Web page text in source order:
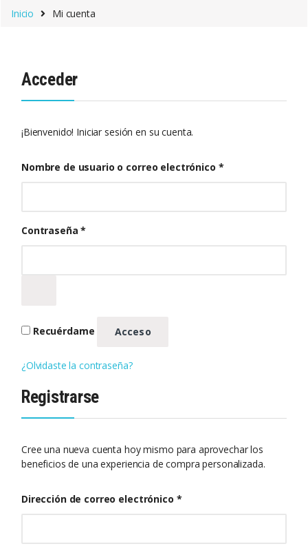
Inicio Mi cuenta
Acceder
¡Bienvenido! Iniciar sesión en su cuenta.
Nombre de usuario o correo electrónico *Obligatorio
Contraseña*
Alternative:
Recuérdame Acceso
¿Olvidaste la contraseña?
Registrarse
Cree una nueva cuenta hoy mismo para aprovechar los
beneficios de una experiencia de compra personalizada.
Dirección de correo electrónico *Obligatorio